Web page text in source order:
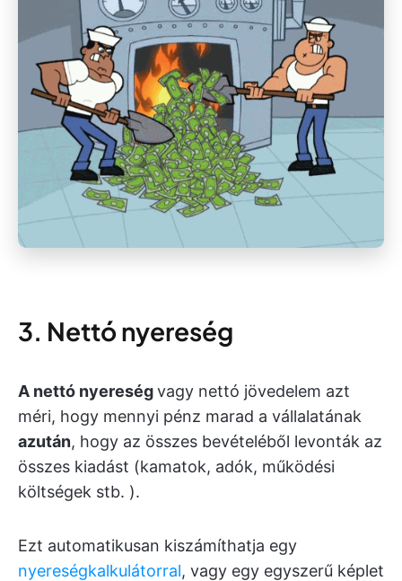
3. Nettó nyereség
A nettó nyereségvagy nettó jövedelem azt
méri, hogy mennyi pénz marad a vállalatának
azután, hogy az összes bevételéből levonták az
összes kiadást (kamatok, adók, működési
költségek stb. ).
Ezt automatikusan kiszámíthatja egy
nyereségkalkulátorral, vagy egy egyszerű képlet